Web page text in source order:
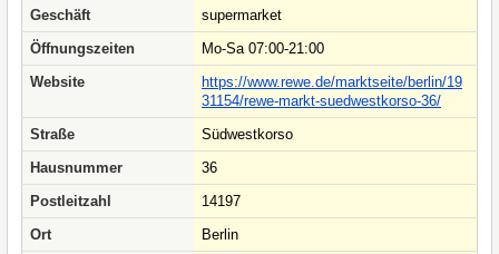
Geschäft
supermarket
Öffnungszeiten
Mo-Sa 07:00-21:00
Website
https://www.rewe.de/marktseite/berlin/19
31154/rewe-markt-suedwestkorso-36/
Straße
Südwestkorso
Hausnummer
36
Postleitzahl
14197
Ort
Berlin